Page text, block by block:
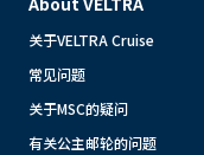
关于VELTRA Cruise
常见问题
关于MSC的疑问
有关公主邮轮的问题